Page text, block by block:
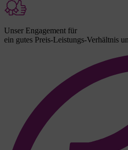
Unser Engagement für
ein gutes Preis-Leistungs-Verhältnis